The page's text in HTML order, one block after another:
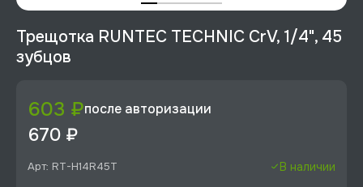
Трещотка RUNTEC TECHNIC CrV, 1/4", 45
зубцов
603 ₽после авторизации
670 ₽
Арт: RT-H14R45T В наличии